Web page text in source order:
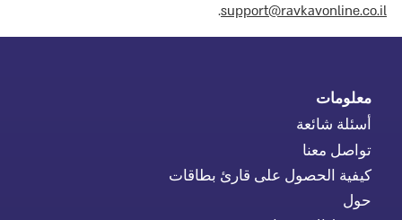
support@ravkavonline.co.il
.
معلومات
أسئلة شائعة
تواصل معنا
كيفية الحصول على قارئ بطاقات
حول